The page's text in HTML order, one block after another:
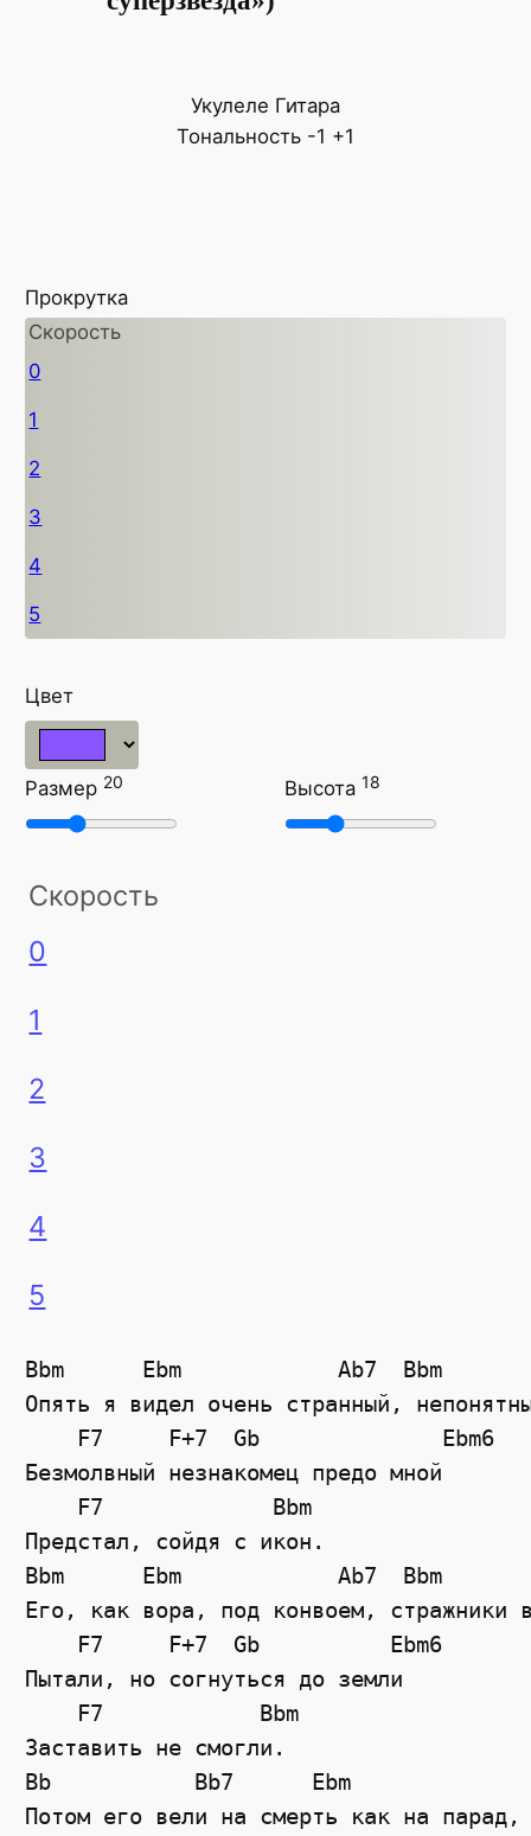
Укулеле Гитара
Тональность -1 +1
Прокрутка
Скорость
0
1
2
3
4
5
Цвет
Размер 20 Высота 18
Скорость
0
1
2
3
4
5
Bbm      Ebm            Ab7  Bbm
Опять я видел очень странный,
    F7     F+7  Gb              Ebm6
Безмолвный незнакомец предо мной
    F7             Bbm
Предстал, сойдя с икон.
Bbm      Ebm            Ab7  Bbm
Его, как вора, под конвоем, стражники
    F7     F+7  Gb          Ebm6
Пытали, но согнуться до земли
    F7            Bbm
Заставить не смогли.
Bb           Bb7      Ebm
Потом его вели на смерть как на